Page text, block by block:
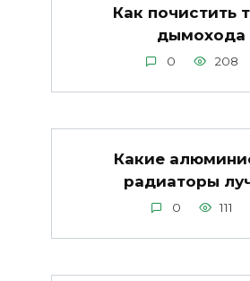
Как почистить
дымохода
0 208
Какие
радиаторы
0 111